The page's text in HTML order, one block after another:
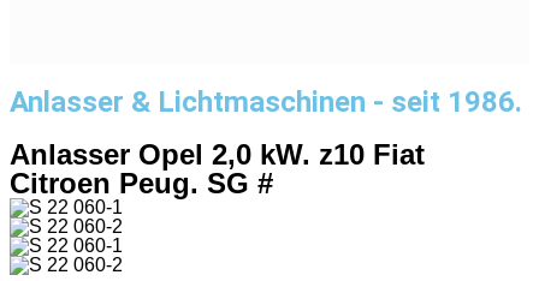
Anlasser & Lichtmaschinen - seit 1986.
Anlasser Opel 2,0 kW. z10 Fiat
Citroen Peug. SG #